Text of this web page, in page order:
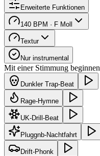
Erweiterte Funktionen
140 BPM · F Moll
Textur
Nur instrumental
Mit einer Stimmung beginnen
Dunkler Trap-Beat
Rage-Hymne
UK-Drill-Beat
Pluggnb-Nachtfahrt
Drift-Phonk